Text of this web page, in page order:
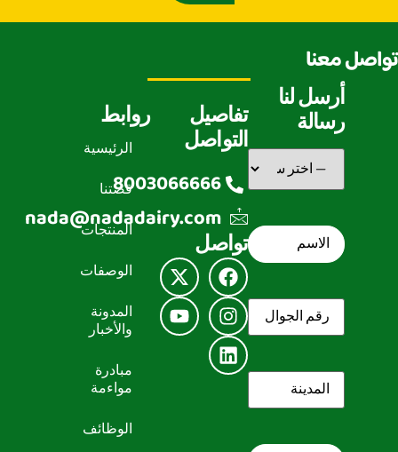
تواصل معنا
أرسل لنا
رسالة
سبب
التواصل(مطلوب)
الاسم(مطلوب)
رقم
الجوال(مطلوب)
المدينة(مطلوب)
تفاصيل
التواصل
8003066666
nada@nadadairy.com
تواصل
روابط
الرئيسية
قصتنا
المنتجات
الوصفات
المدونة
والأخبار
مبادرة
مواءمة
الوظائف